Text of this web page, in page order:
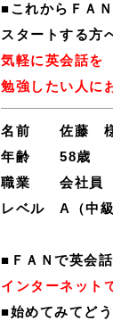
■これからＦＡ
スタートする方
気軽に英会話を
勉強したい人に
名前 佐藤 様
年齢 58歳
職業 会社員
レベル A（中
■ＦＡＮで英会
インターネット
■始めてみてど